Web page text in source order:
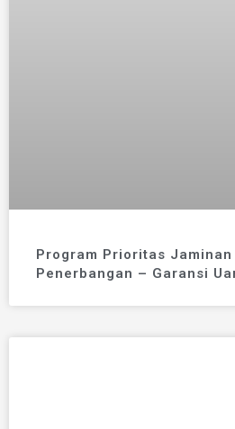
Program Prioritas Jaminan
Penerbangan – Garansi